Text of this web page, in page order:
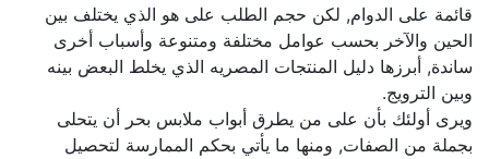
قائمة على الدوام, لكن حجم الطلب على هو الذي يختلف بين
الحين والآخر بحسب عوامل مختلفة ومتنوعة وأسباب أخرى
ساندة, أبرزها دليل المنتجات المصريه الذي يخلط البعض بينه
وبين الترويج.
ويرى أولئك بأن على من يطرق أبواب ملابس بحر أن يتحلى
بجملة من الصفات, ومنها ما يأتي بحكم الممارسة لتحصيل